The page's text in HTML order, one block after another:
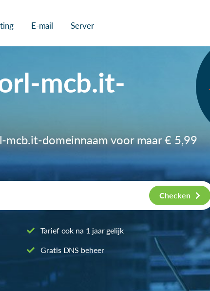
E-mail Server
mcb.it-
mcb.it-domeinnaam voor maar€ 5,99
Checken
Tarief ook na 1 jaar gelijk
Gratis DNS beheer